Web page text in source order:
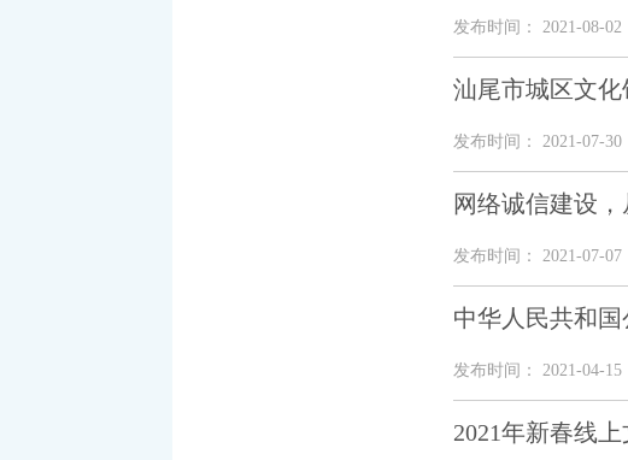
发布时间： 2021-08-02
汕尾市城区文
发布时间： 2021-07-30
网络诚信建设
发布时间： 2021-07-07
中华人民共和
发布时间： 2021-04-15
2021年新春线